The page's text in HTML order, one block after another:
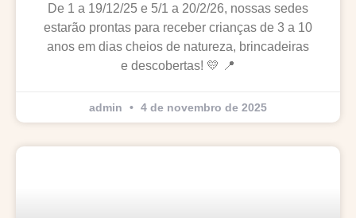
De 1 a 19/12/25 e 5/1 a 20/2/26, nossas sedes
estarão prontas para receber crianças de 3 a 10
anos em dias cheios de natureza, brincadeiras
e descobertas! 💛 📍
admin 4 de novembro de 2025